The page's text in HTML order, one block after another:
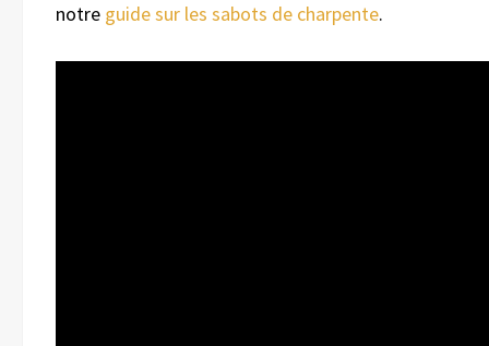
notre guide sur les sabots de charpente.